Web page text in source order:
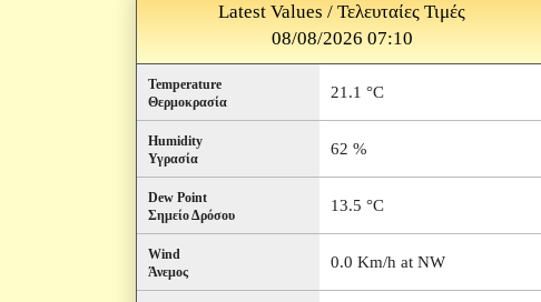
Latest Values / Τελευταίες Τιμές
08/08/2026 07:10
Temperature
Θερμοκρασία
21.1 °C
Humidity
Υγρασία
62 %
Dew Point
Σημείο Δρόσου
13.5 °C
Wind
Άνεμος
0.0 Km/h at NW